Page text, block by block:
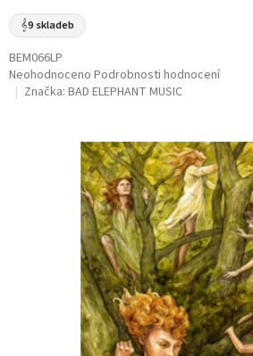
𝄞9 skladeb
BEM066LP
Průměrné
hodnocení
Neohodnoceno Podrobnosti hodnocení
Značka: BAD ELEPHANT MUSIC